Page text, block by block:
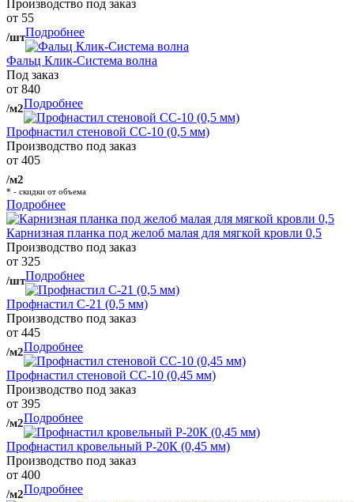
Производство под заказ
от 55
/штПодробнее
Фальц Клик-Система волна
Под заказ
от 840
/м2Подробнее
Профнастил стеновой СС-10 (0,5 мм)
Производство под заказ
от 405
/м2
* - скидки от объема
Подробнее
Карнизная планка под желоб малая для мягкой кровли 0,5
Производство под заказ
от 325
/штПодробнее
Профнастил С-21 (0,5 мм)
Производство под заказ
от 445
/м2Подробнее
Профнастил стеновой СС-10 (0,45 мм)
Производство под заказ
от 395
/м2Подробнее
Профнастил кровельный Р-20К (0,45 мм)
Производство под заказ
от 400
/м2Подробнее